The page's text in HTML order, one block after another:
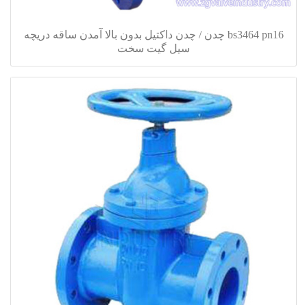
bs3464 pn16 چدن / چدن داکتیل بدون بالا آمدن ساقه دریچه
سیل گیت سخت